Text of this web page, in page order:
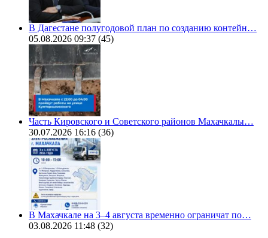
В Дагестане полугодовой план по созданию контейн…
05.08.2026 09:37 (45)
Часть Кировского и Советского районов Махачкалы…
30.07.2026 16:16 (36)
В Махачкале на 3–4 августа временно ограничат по…
03.08.2026 11:48 (32)